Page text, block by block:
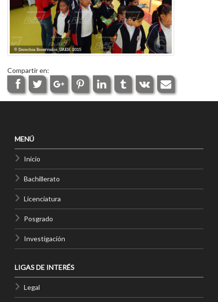
Compartir en:
MENÚ
Inicio
Bachillerato
Licenciatura
Posgrado
Investigación
LIGAS DE INTERÉS
Legal